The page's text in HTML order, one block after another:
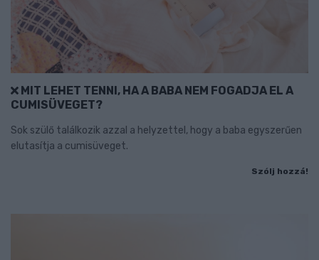
MIT LEHET TENNI, HA A BABA NEM FOGADJA EL A
CUMISÜVEGET?
Sok szülő találkozik azzal a helyzettel, hogy a baba egyszerűen
elutasítja a cumisüveget.
Szólj hozzá!